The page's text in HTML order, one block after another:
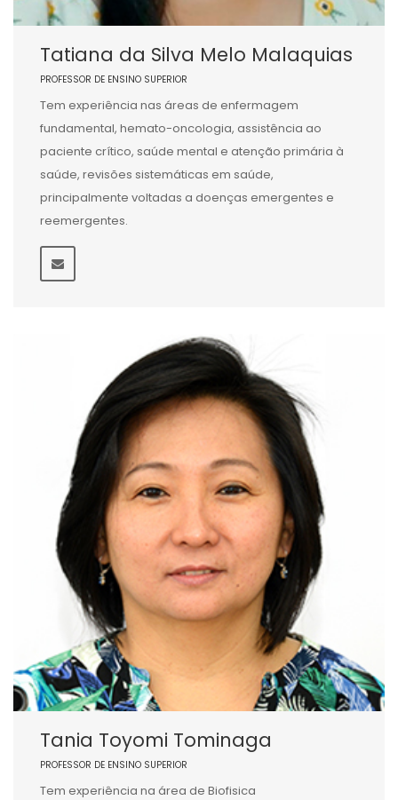
Tatiana da Silva Melo Malaquias
PROFESSOR DE ENSINO SUPERIOR
Tem experiência nas áreas de enfermagem
fundamental, hemato-oncologia, assistência ao
paciente crítico, saúde mental e atenção primária à
saúde, revisões sistemáticas em saúde,
principalmente voltadas a doenças emergentes e
reemergentes.
Tania Toyomi Tominaga
PROFESSOR DE ENSINO SUPERIOR
Tem experiência na área de Biofisica